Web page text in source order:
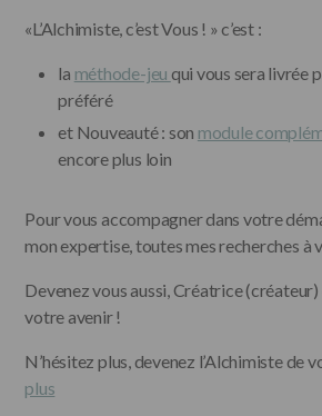
«L’Alchimiste, c’est Vous ! » c’est :
la méthode-jeu qui vous sera livrée
préféré
et Nouveauté : son module
encore plus loin
Pour vous accompagner dans votre
mon expertise, toutes mes recherches à
Devenez vous aussi, Créatrice
votre avenir !
N’hésitez plus, devenez l’Alchimiste de
plus